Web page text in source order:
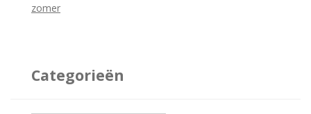
zomer
Categorieën